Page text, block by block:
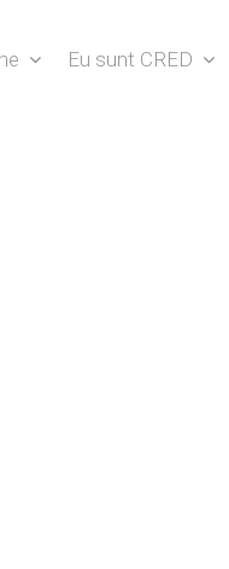
Eu sunt CRED